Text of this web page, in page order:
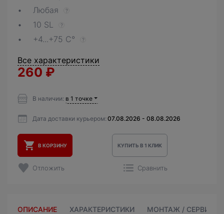
Любая ?
10 SL ?
+4...+75 С° ?
Все характеристики
260 ₽
В наличии: в 1 точке
Дата доставки курьером: 07.08.2026 - 08.08.2026
В КОРЗИНУ КУПИТЬ В 1 КЛИК
Отложить Сравнить
ОПИСАНИЕ ХАРАКТЕРИСТИКИ МОНТАЖ / СЕРВИС